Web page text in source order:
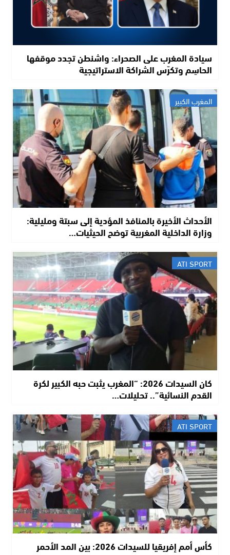
سيادة المغرب على الصحراء: واشنطن تجدد موقفها
الحاسِم وتكرّس الشراكة الاستراتيجية
المغرب الكبير
الأحداث الأخيرة بالمنافذ المؤدية إلى سبتة ومليلية:
وزارة الداخلية المغربية توضح الحيثيات…
ATI SPORT
​كان السيدات 2026: “المغرب يثبت حبه الكبير لكرة
القدم النسائية”.. تحليلات…
ATI SPORT
كأس أمم إفريقيا للسيدات 2026: بين المد الأحمر